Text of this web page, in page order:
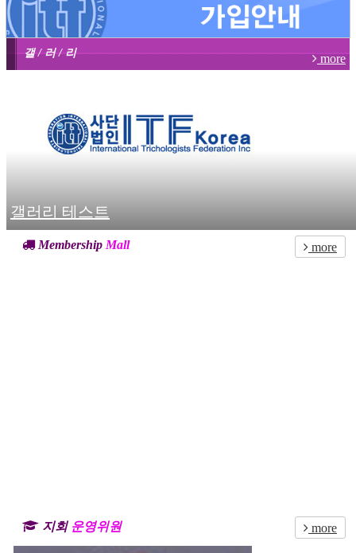
갤 / 러 / 리 more
갤러리 테스트
Membership Mall more
지회 운영위원 more